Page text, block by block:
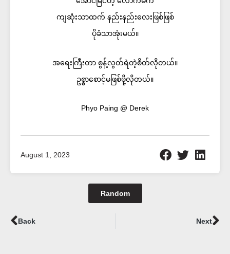
ကျဆုံးသာထက် နည်းနည်းလေးဖြစ်ဖြစ်
ပိုခံသာအုံးမယ်။
အရေးကြီးတာ စွန့်လွတ်ရဲတဲ့စိတ်လိုတယ်။
ဥစ္စာစောင့်မဖြစ်ဖို့လိုတယ်။
Phyo Paing @ Derek
August 1, 2023
Random
Prev
Back Next